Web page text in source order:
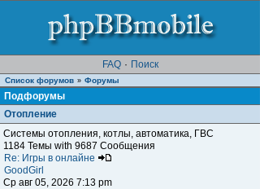
FAQ · Поиск
Список форумов » Форумы
Подфорумы
Отопление
Системы отопления, котлы, автоматика, ГВС
1184 Темы with 9687 Сообщения
Re: Игры в онлайне
GoodGirl
Ср авг 05, 2026 7:13 pm